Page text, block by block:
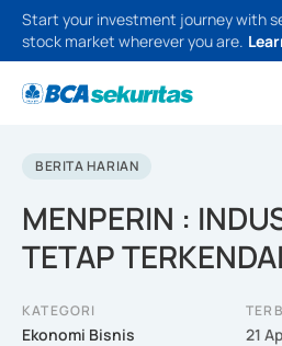
Start your investment journey with
stock market wherever you are.
BERITA HARIAN
MENPERIN :
TETAP
KATEGORI
Ekonomi Bisnis 21